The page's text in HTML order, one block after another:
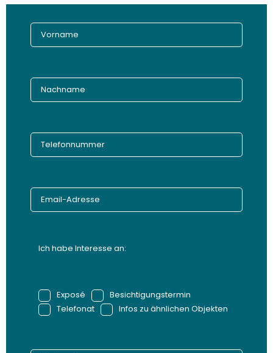
Ich habe Interesse an:
Exposé
Besichtigungstermin
Telefonat
Infos zu ähnlichen Objekten